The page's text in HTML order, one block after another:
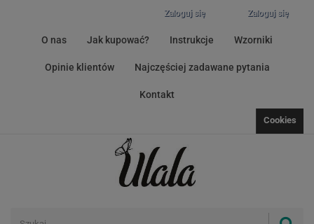
Zaloguj się
Zaloguj się
O nas Jak kupować? Instrukcje Wzorniki
Opinie klientów Najczęściej zadawane pytania
Kontakt
Cookies